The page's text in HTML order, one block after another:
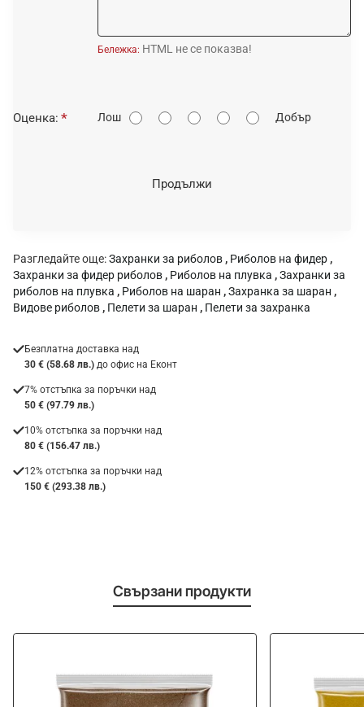
Бележка: HTML не се показва!
О
Оценка: Лош Добър
Продължи
Разгледайте още:Захранки за риболов , Риболов на фидер ,
Захранки за фидер риболов , Риболов на плувка ,Захранки за
риболов на плувка , Риболов на шаран ,Захранка за шаран ,
Видове риболов , Пелети за шаран , Пелети за захранка
Безплатна доставка над
30 € (58.68 лв.) до офис на Еконт
7% отстъпка за поръчки над
50 € (97.79 лв.)
10% отстъпка за поръчки над
80 € (156.47 лв.)
12% отстъпка за поръчки над
150 € (293.38 лв.)
Свързани продукти